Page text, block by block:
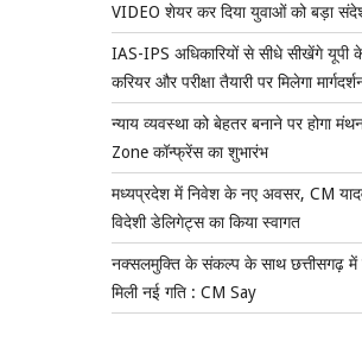
VIDEO शेयर कर दिया युवाओं को बड़ा
IAS-IPS अधिकारियों से सीधे सीखेंगे यूपी
करियर और परीक्षा तैयारी पर मिलेगा
न्याय व्यवस्था को बेहतर बनाने पर होगा
Zone कॉन्फ्रेंस का शुभारंभ
मध्यप्रदेश में निवेश के नए अवसर, CM
विदेशी डेलिगेट्स का किया स्वागत
नक्सलमुक्ति के संकल्प के साथ छत्तीसगढ़ में
मिली नई गति : CM Say